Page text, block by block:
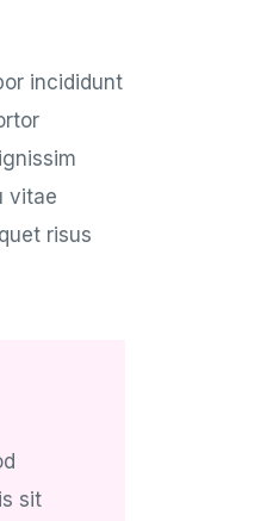
incididunt
vitae
risus
sit